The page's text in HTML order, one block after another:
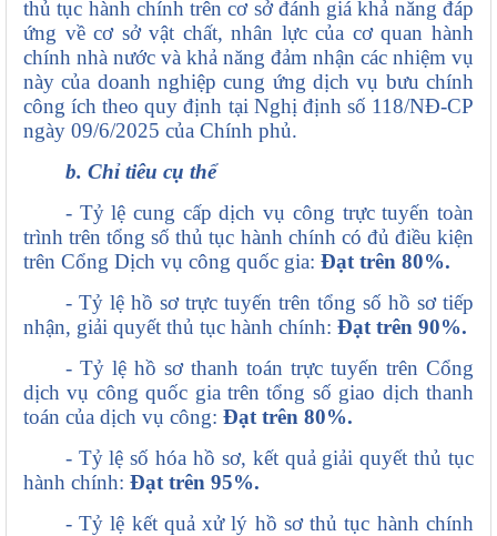
thủ tục hành chính trên cơ sở đánh giá khả năng đáp
ứng về cơ sở vật chất, nhân lực của cơ quan hành
chính nhà nước và khả năng đảm nhận các nhiệm vụ
này của doanh nghiệp cung ứng dịch vụ bưu chính
công ích theo quy định tại Nghị định số 118/NĐ-CP
ngày 09/6/2025 của Chính phủ.
b. Chỉ tiêu cụ thể
- Tỷ lệ cung cấp dịch vụ công trực tuyến toàn
trình trên tổng số thủ tục hành chính có đủ điều kiện
trên Cổng Dịch vụ công quốc gia: Đạt trên 80%.
- Tỷ lệ hồ sơ trực tuyến trên tổng số hồ sơ tiếp
nhận, giải quyết thủ tục hành chính: Đạt trên 90%.
- Tỷ lệ hồ sơ thanh toán trực tuyến trên Cổng
dịch vụ công quốc gia trên tổng số giao dịch thanh
toán của dịch vụ công: Đạt trên 80%.
- Tỷ lệ số hóa hồ sơ, kết quả giải quyết thủ tục
hành chính: Đạt trên 95%.
- Tỷ lệ kết quả xử lý hồ sơ thủ tục hành chính